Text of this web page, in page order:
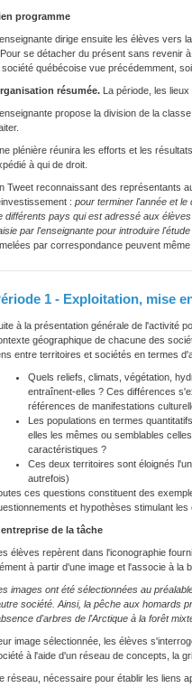
programme
dirige ensuite les élèves vers
se détacher du présent sans revenir
société québécoise vue précédemment,
résumée. La période, les
propose la division de la
plénière réunira les efforts et les
à qui de droit.
Tweet reconnaissant des représentants
: pour terminer l'année et
différents pays qui est adressé aux
par l'enseignante pour introduire
par correspondance peuvent
1 - Exploitation, mise
à la présentation générale de l'activité
géographique de chacune des
entre territoires et sociétés en termes
Quels reliefs, climats, végétation,
entraînent-elles ? Ces différences
références de manifestations
Les populations en termes
elles les mêmes ou semblables
caractéristiques ?
Ces deux territoires sont éloignés
autrefois)
ces questions constituent des
et hypothèses stimulant
de la tâche
élèves repèrent dans l'iconographie
à partir d'une image et l'associe à
images ont été sélectionnées au
société. Ainsi, la pêche aux homards
d'arbres de l'Arctique à la forêt
image sélectionnée, les élèves
à l'aide d'un réseau de concepts, la
réseau, nécessaire pour établir les liens